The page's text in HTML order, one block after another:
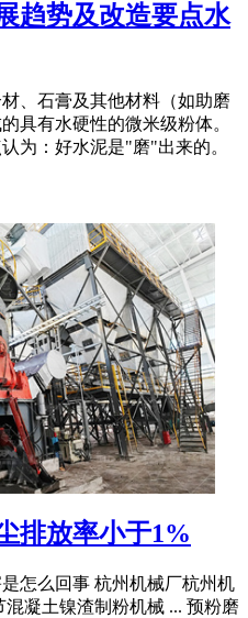
趋势及改造要点水
、石膏及其他材料（如助磨
具有水硬性的微米级粉体。
为：好水泥是"磨"出来的。
排放率小于1%
怎么回事 杭州机械厂杭州机
凝土镍渣制粉机械 ... 预粉磨